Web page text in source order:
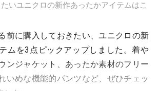
いユニクロの新作あったかアイテムはこ
前に購入しておきたい、ユニクロの新
ムを3点ピックアップしました。着や
ンジャケット、あったか素材のフリー
いめな機能的パンツなど、ぜひチェッ